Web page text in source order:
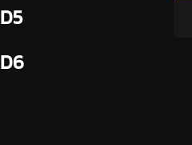
D5
D6